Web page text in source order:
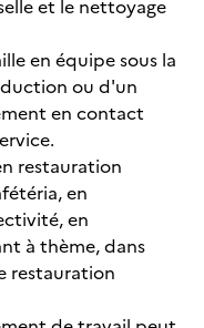
et le nettoyage
en équipe sous la
ou d'un
en contact
restauration
en
en
à thème, dans
restauration